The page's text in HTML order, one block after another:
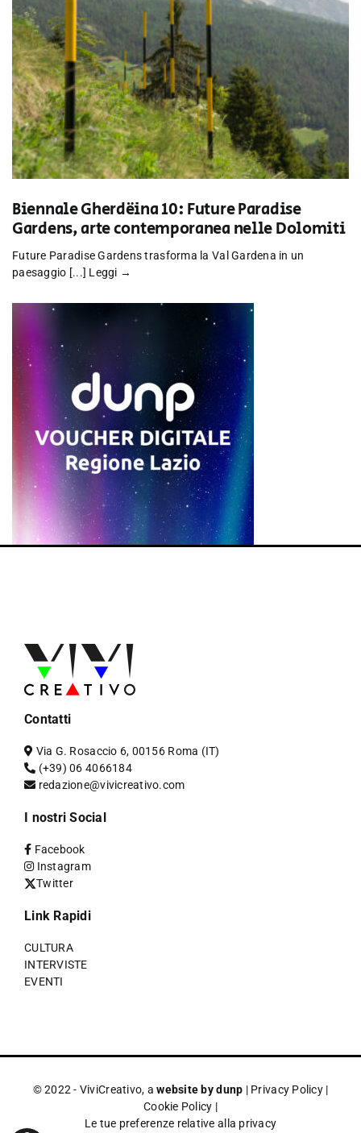
Biennale Gherdëina 10: Future Paradise
Gardens, arte contemporanea nelle Dolomiti
Future Paradise Gardens trasforma la Val Gardena in un
paesaggio [...] Leggi →
Contatti
Via G. Rosaccio 6, 00156 Roma (IT)
(+39) 06 4066184
redazione@vivicreativo.com
I nostri Social
Facebook
Instagram
Twitter
Link Rapidi
CULTURA
INTERVISTE
EVENTI
© 2022 - ViviCreativo, awebsite by dunp | Privacy Policy|
Cookie Policy |
Le tue preferenze relative alla privacy